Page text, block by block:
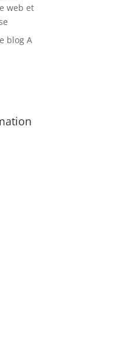
web et
blog A